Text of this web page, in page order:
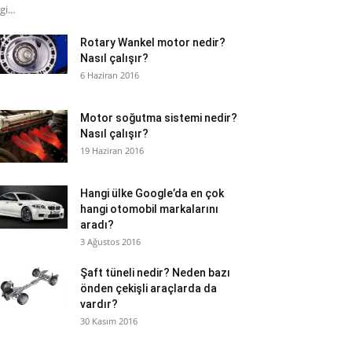
Rotary Wankel motor nedir?
Nasıl çalışır?
6 Haziran 2016
Motor soğutma sistemi nedir?
Nasıl çalışır?
19 Haziran 2016
Hangi ülke Google’da en çok
hangi otomobil markalarını
aradı?
3 Ağustos 2016
Şaft tüneli nedir? Neden bazı
önden çekişli araçlarda da
vardır?
30 Kasım 2016